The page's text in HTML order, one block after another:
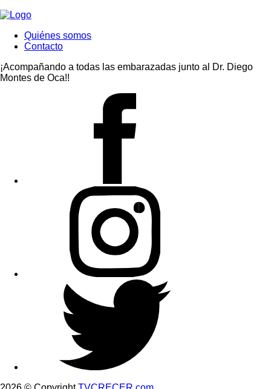
Quiénes somos
Contacto
¡Acompañando a todas las embarazadas junto al Dr. Diego
Montes de Oca!!